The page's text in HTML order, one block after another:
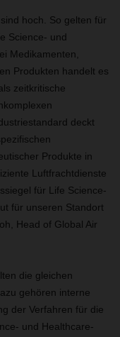
hoch. So gelten für
Science- und
Medikamenten,
Produkten handelt es
zeitkritische
deckt
Produkte in
Luftfrachtdienste
für Life Science-
für unseren Standort
Head of Global Air
die gleichen
gehören interne
der Verfahren für die
und Healthcare-